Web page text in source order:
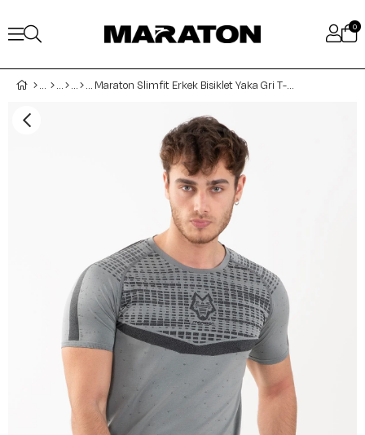
0
Maraton Slimfit Erkek Bisiklet Yaka Gri T-shirt